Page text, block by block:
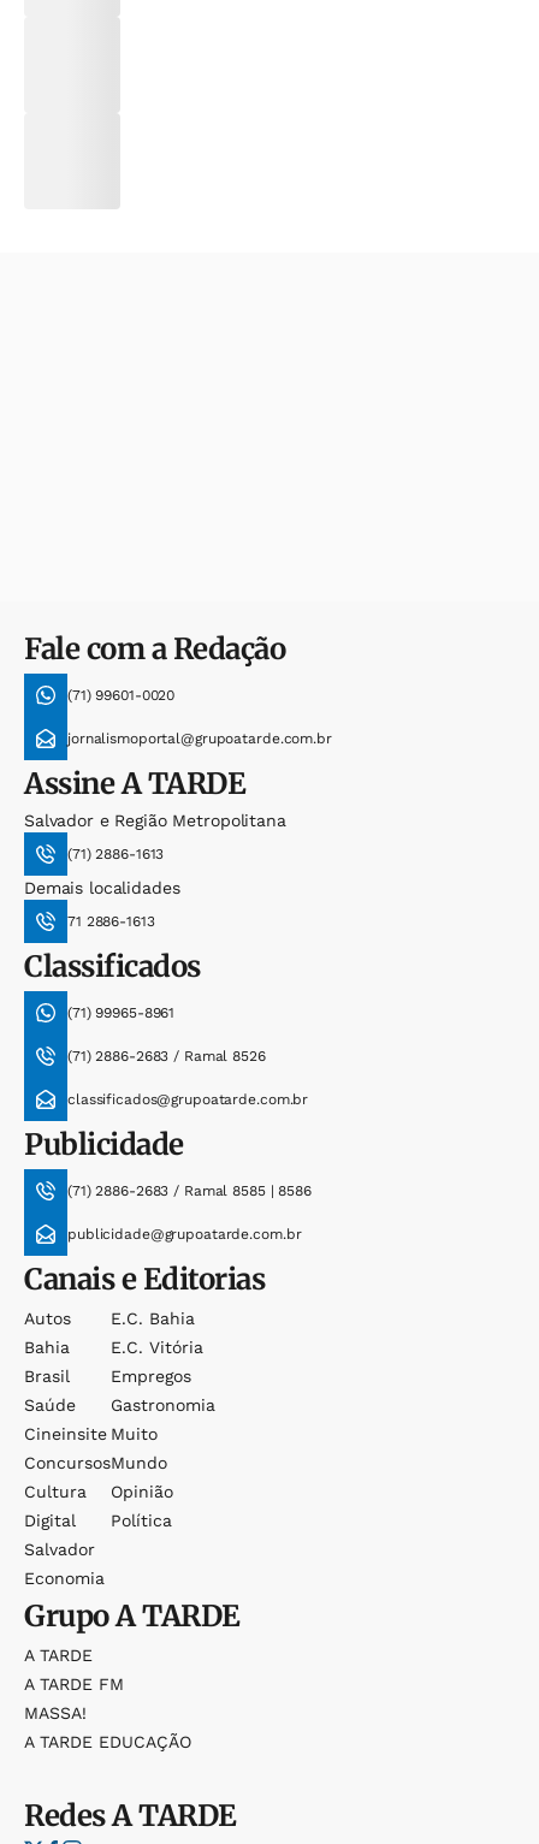
Fale com a Redação
(71) 99601-0020
jornalismoportal@grupoatarde.com.br
AssineA TARDE
Salvador e Região Metropolitana
(71) 2886-1613
Demais localidades
71 2886-1613
Classificados
(71) 99965-8961
(71) 2886-2683 / Ramal 8526
classificados@grupoatarde.com.br
Publicidade
(71) 2886-2683 / Ramal 8585 | 8586
publicidade@grupoatarde.com.br
Canais e Editorias
Autos
Bahia
Brasil
Saúde
Cineinsite
Concursos
Cultura
Digital
Salvador
Economia
E.c. Bahia
E.c. Vitória
Empregos
Gastronomia
Muito
Mundo
Opinião
Política
GrupoA TARDE
A TARDE
A TARDE FM
MASSA!
A TARDE EDUCAÇÃO
RedesA TARDE